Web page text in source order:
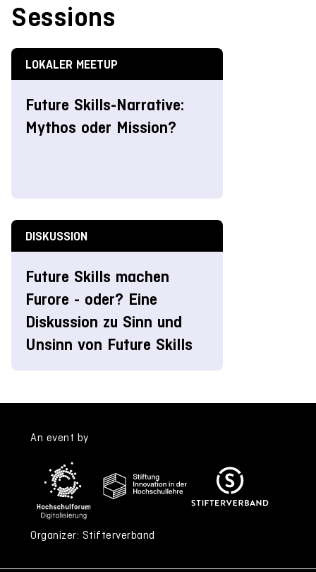
Sessions
LOKALER MEETUP
Future Skills-Narrative:
Mythos oder Mission?
DISKUSSION
Future Skills machen
Furore - oder? Eine
Diskussion zu Sinn und
Unsinn von Future Skills
An event by
Organizer: Stifterverband